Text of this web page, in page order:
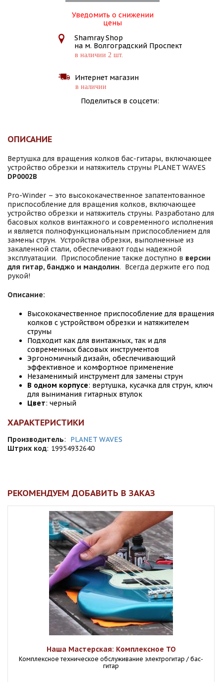
Уведомить о снижении
цены
Shamray Shop
на м. Волгоградский Проспект
в наличии 2 шт.
Интернет магазин
в наличии
Поделиться в соцсети:
ОПИСАНИЕ
Вертушка для вращения колков бас-гитары, включающее
устройство обрезки и натяжитель струны PLANET WAVES
DP0002B
Pro-Winder – это высококачественное запатентованное
приспособление для вращения колков, включающее
устройство обрезки и натяжитель струны. Разработано для
басовых колков винтажного и современного исполнения
и является полнофункциональным приспособлением для
замены струн. Устройства обрезки, выполненные из
закаленной стали, обеспечивают годы надежной
эксплуатации. Приспособление также доступно в версии
для гитар, банджо и мандолин. Всегда держите его под
рукой!
Описание:
Высококачественное приспособление для вращения
колков с устройством обрезки и натяжителем
струны
Подходит как для винтажных, так и для
современных басовых инструментов
Эргономичный дизайн, обеспечивающий
эффективное и комфортное применение
Незаменимый инструмент для замены струн
В одном корпусе: вертушка, кусачка для струн, ключ
для вынимания гитарных втулок
Цвет: черный
ХАРАКТЕРИСТИКИ
Производитель:
PLANET WAVES
Штрих код: 19954932640
РЕКОМЕНДУЕМ ДОБАВИТЬ В ЗАКАЗ
Наша Мастерская: Комплексное ТО
Комплексное техническое обслуживание электрогитар / бас-
гитар